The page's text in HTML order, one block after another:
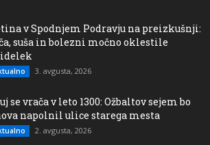
v Spodnjem Podravju na preizkušnji:
suša in bolezni močno oklestile
3. avgusta, 2026
se vrača v leto 1300: Ožbaltov sejem bo
napolnil ulice starega mesta
2. avgusta, 2026